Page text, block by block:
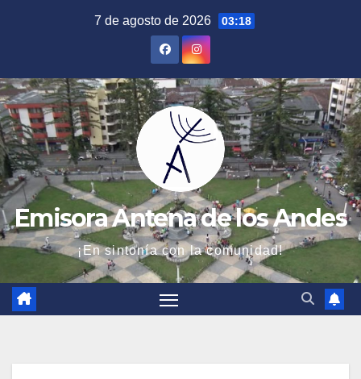
7 de agosto de 2026 03:18
Emisora Antena de los Andes
¡En sintonía con la comunidad!